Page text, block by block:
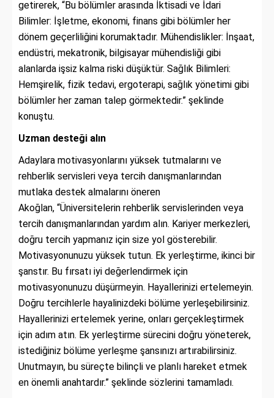
getirerek, “Bu bölümler arasında İktisadi ve İdari
Bilimler: İşletme, ekonomi, finans gibi bölümler her
dönem geçerliliğini korumaktadır. Mühendislikler: İnşaat,
endüstri, mekatronik, bilgisayar mühendisliği gibi
alanlarda işsiz kalma riski düşüktür. Sağlık Bilimleri:
Hemşirelik, fizik tedavi, ergoterapi, sağlık yönetimi gibi
bölümler her zaman talep görmektedir.” şeklinde
konuştu.
Uzman desteği alın
Adaylara motivasyonlarını yüksek tutmalarını ve
rehberlik servisleri veya tercih danışmanlarından
mutlaka destek almalarını öneren
Akoğlan, “Üniversitelerin rehberlik servislerinden veya
tercih danışmanlarından yardım alın. Kariyer merkezleri,
doğru tercih yapmanız için size yol gösterebilir.
Motivasyonunuzu yüksek tutun. Ek yerleştirme, ikinci bir
şanstır. Bu fırsatı iyi değerlendirmek için
motivasyonunuzu düşürmeyin. Hayallerinizi ertelemeyin.
Doğru tercihlerle hayalinizdeki bölüme yerleşebilirsiniz.
Hayallerinizi ertelemek yerine, onları gerçekleştirmek
için adım atın. Ek yerleştirme sürecini doğru yöneterek,
istediğiniz bölüme yerleşme şansınızı artırabilirsiniz.
Unutmayın, bu süreçte bilinçli ve planlı hareket etmek
en önemli anahtardır.” şeklinde sözlerini tamamladı.